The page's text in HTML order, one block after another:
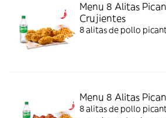
Menu 8 Alitas
Crujientes
8 alitas de pollo
Menu 8 Alitas
8 alitas de pollo